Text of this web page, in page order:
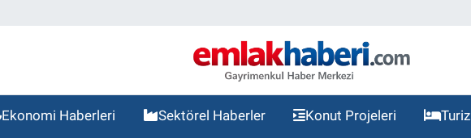
Ekonomi Haberleri Sektörel Haberler Konut Projeleri